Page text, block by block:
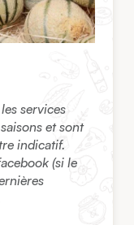
services
et sont
indicatif.
(si le